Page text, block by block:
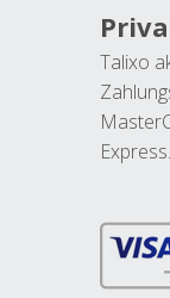
Talixo
Express.